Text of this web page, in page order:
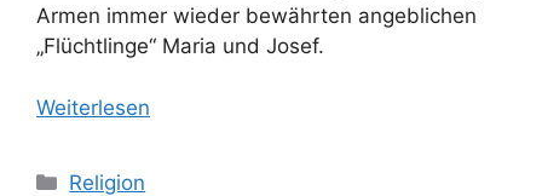
Armen immer wieder bewährten angeblichen
„Flüchtlinge“ Maria und Josef.
Weiterlesen
Kategorien
Religion